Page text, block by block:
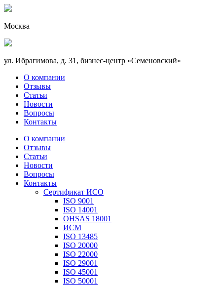
Москва
ул. Ибрагимова, д. 31, бизнес-центр «Семеновский»
О компании
Отзывы
Статьи
Новости
Вопросы
Контакты
О компании
Отзывы
Статьи
Новости
Вопросы
Контакты
Сертификат ИСО
ISO 9001
ISO 14001
OHSAS 18001
ИСМ
ISO 13485
ISO 20000
ISO 22000
ISO 29001
ISO 45001
ISO 50001